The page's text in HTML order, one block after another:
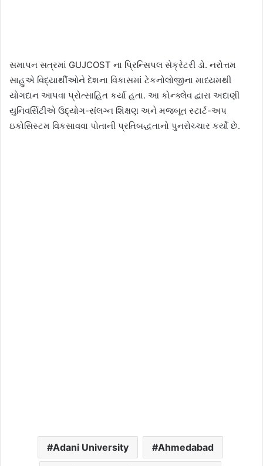
સમાપન સત્રમાં GUJCOST ના પ્રિન્સિપલ સેક્રેટરી ડો. નરોત્તમ
સાહુએ વિદ્યાર્થીઓને દેશના વિકાસમાં ટેકનોલોજીના માધ્યમથી
યોગદાન આપવા પ્રોત્સાહિત કર્યા હતા. આ કોન્ક્લેવ દ્વારા અદાણી
યુનિવર્સિટીએ ઉદ્યોગ-સંલગ્ન શિક્ષણ અને મજબૂત સ્ટાર્ટ-અપ
ઇકોસિસ્ટમ વિકસાવવા પોતાની પ્રતિબદ્ધતાનો પુનરોચ્ચાર કર્યો છે.
Adani University Ahmedabad